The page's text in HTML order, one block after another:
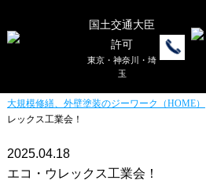
国土交通大臣
許可
東京・神奈川・埼
玉
仕事のことから社員旅行まで、
幅広いニュースを
お届けいたします！
大規模修繕、外壁塗装のジーワーク（HOME）
レックス工業会！
2025.04.18
エコ・ウレックス工業会！